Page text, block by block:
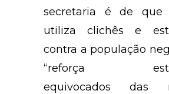
secretaria é de que
utiliza clichês e
contra a população
“reforça
equivocados das